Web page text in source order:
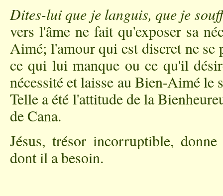
Dites-lui que je languis, que je
vers l'âme ne fait qu'exposer sa
Aimé; l'amour qui est discret ne se
ce qui lui manque ou ce qu'il
nécessité et laisse au Bien-Aimé le
Telle a été l'attitude de la
de Cana.
Jésus, trésor incorruptible,
dont il a besoin.